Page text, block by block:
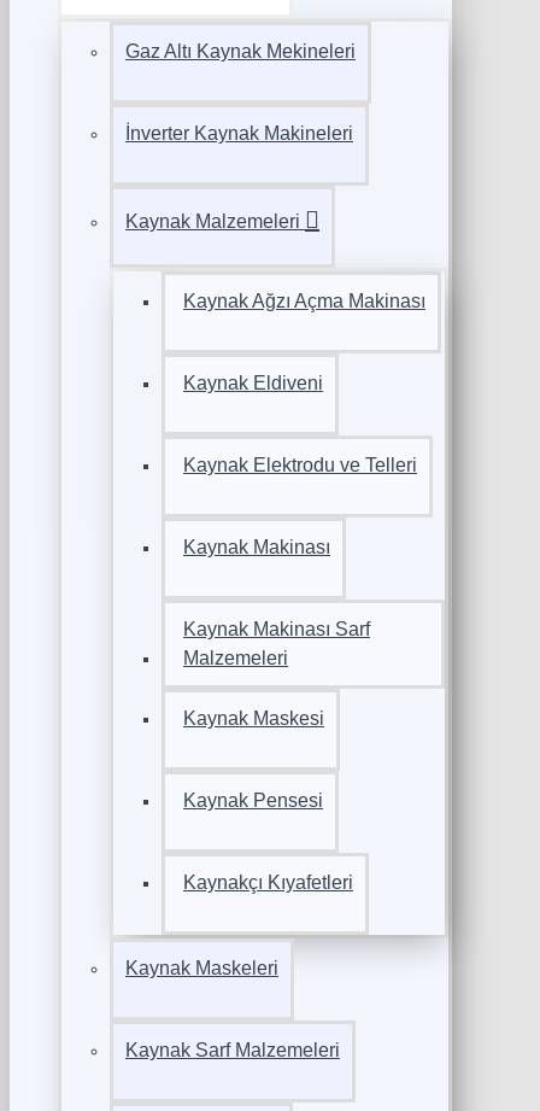
Gaz Altı Kaynak Mekineleri
İnverter Kaynak Makineleri
Kaynak Malzemeleri
Kaynak Ağzı Açma Makinası
Kaynak Eldiveni
Kaynak Elektrodu ve Telleri
Kaynak Makinası
Kaynak Makinası Sarf
Malzemeleri
Kaynak Maskesi
Kaynak Pensesi
Kaynakçı Kıyafetleri
Kaynak Maskeleri
Kaynak Sarf Malzemeleri